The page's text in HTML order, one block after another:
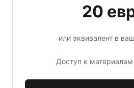
20
или эквивалент в
Доступ к